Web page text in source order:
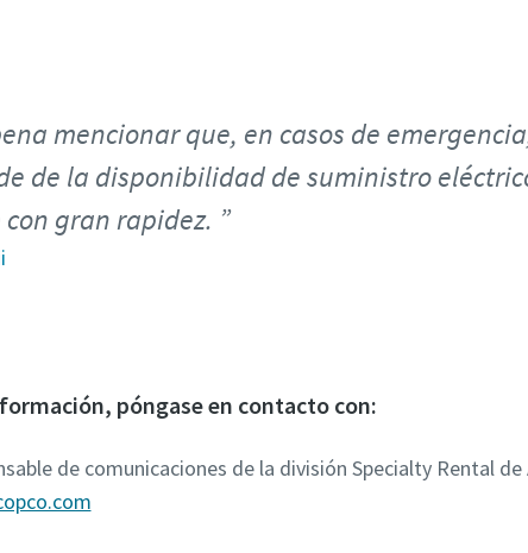
mencionar que, en casos de
de la disponibilidad de suministro
gran rapidez.
póngase en contacto con:
de comunicaciones de la división Specialty Rental de